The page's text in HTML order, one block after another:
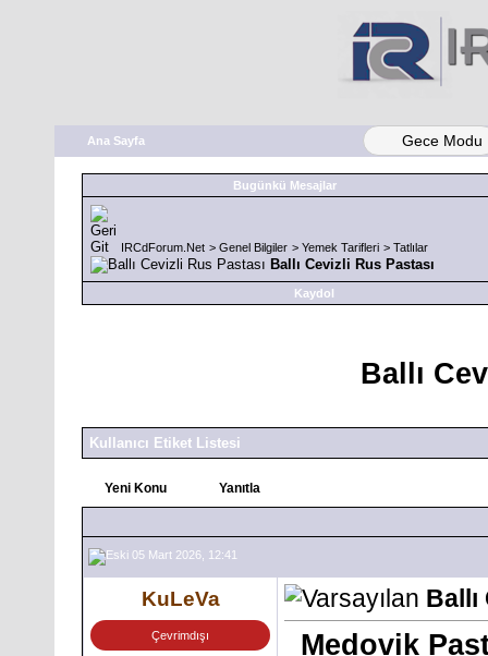
Ana Sayfa Gece Modu
Bugünkü Mesajlar
IRCdForum.Net > Genel Bilgiler > Yemek Tarifleri > Tatlılar
Ballı Cevizli Rus Pastası
Kaydol
Ballı
Kullanıcı Etiket Listesi
Yeni Konu Yanıtla
05 Mart 2026, 12:41
KuLeVa
Çevrimdışı Medovik